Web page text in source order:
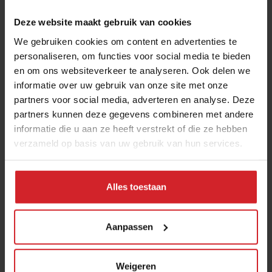
Deze website maakt gebruik van cookies
We gebruiken cookies om content en advertenties te
personaliseren, om functies voor social media te bieden
en om ons websiteverkeer te analyseren. Ook delen we
informatie over uw gebruik van onze site met onze
partners voor social media, adverteren en analyse. Deze
partners kunnen deze gegevens combineren met andere
informatie die u aan ze heeft verstrekt of die ze hebben
verzameld op basis van uw gebruik van hun services.
Alles toestaan
Aanpassen
Weigeren
Geef ondernemers en gasten zelf de
verantwoordelijkheid
Discussie rond horecaopening per 1 juni bij Studio Food
5 mei 2020| 4 min